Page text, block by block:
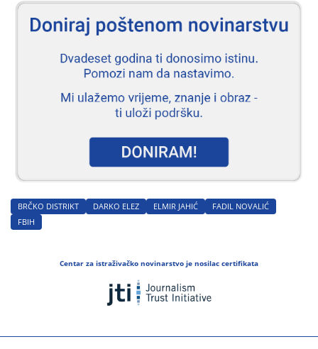
BRČKO DISTRIKT DARKO ELEZ ELMIR JAHIĆ
FADIL NOVALIĆ
FBIH
Centar za istraživačko novinarstvo je nosilac certifikata